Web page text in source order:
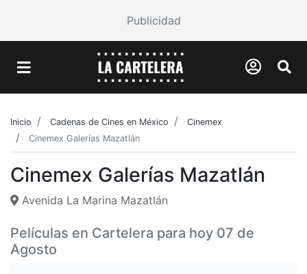
Publicidad
Inicio Cadenas de Cines en México
Cinemex
Cinemex Galerías Mazatlán
Cinemex Galerías Mazatlán
Avenida La Marina Mazatlán
Películas en Cartelera para hoy 07 de
Agosto